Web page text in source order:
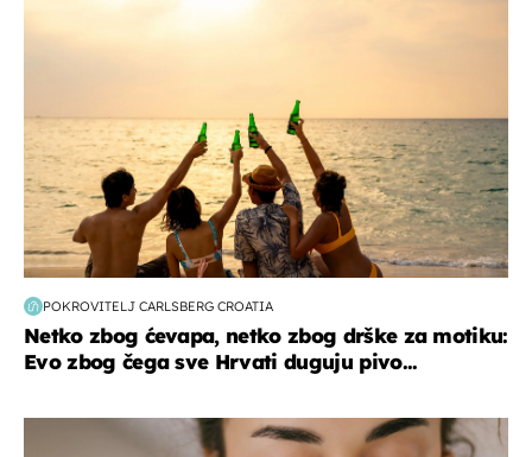
POKROVITELJ CARLSBERG CROATIA
Netko zbog ćevapa, netko zbog drške za motiku:
Evo zbog čega sve Hrvati duguju pivo...
moda & ljepota